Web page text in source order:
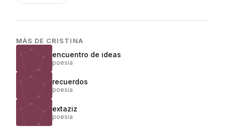
MÁS DE CRISTINA
encuentro de ideas
poesia
recuerdos
poesia
extaziz
poesia